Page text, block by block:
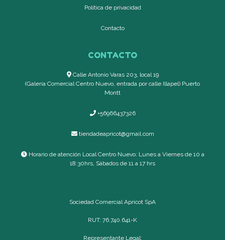
Política de privacidad
Contacto
CONTACTO
Calle Antonio Varas 203, local 19
(Galería Comercial Centro Nuevo, entrada por calle Illapel) Puerto
Montt
+56966437326
tiendadeapricot@gmail.com
Horario de atención Local Centro Nuevo: Lunes a Viernes de 10 a
18:30hrs, Sábados de 11 a 17 hrs
Sociedad Comercial Apricot SpA
RUT: 76.740.641-K
Representante Legal: